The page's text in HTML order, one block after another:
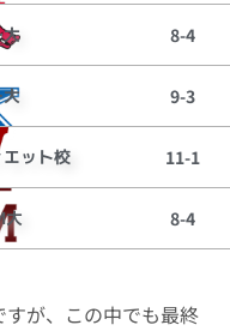
8-4
9-3
ット校 11-1
大 8-4
すが、この中でも最終